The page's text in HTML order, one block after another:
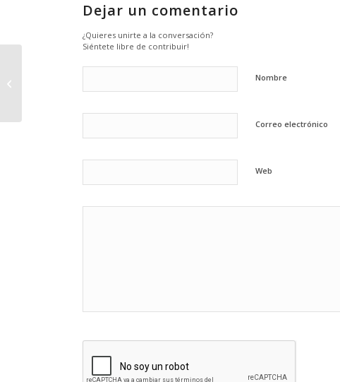
Dejar un comentario
¿Quieres unirte a la conversación?
Siéntete libre de contribuir!
Nombre
Correo electrónico
Web
que estafó a dos hermanos